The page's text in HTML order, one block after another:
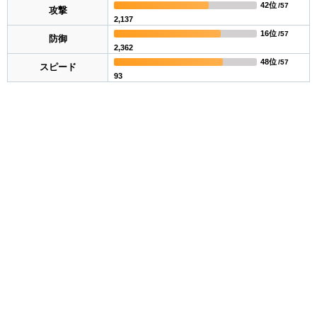
攻撃
2,137
42位/57
防御
2,362
16位/57
スピード
93
48位/57